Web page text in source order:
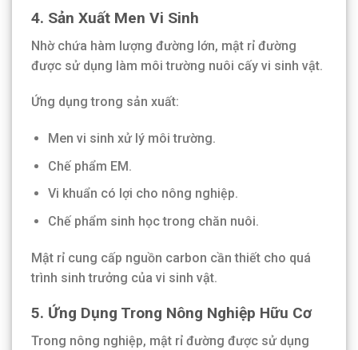
4. Sản Xuất Men Vi Sinh
Nhờ chứa hàm lượng đường lớn, mật rỉ đường
được sử dụng làm môi trường nuôi cấy vi sinh vật.
Ứng dụng trong sản xuất:
Men vi sinh xử lý môi trường.
Chế phẩm EM.
Vi khuẩn có lợi cho nông nghiệp.
Chế phẩm sinh học trong chăn nuôi.
Mật rỉ cung cấp nguồn carbon cần thiết cho quá
trình sinh trưởng của vi sinh vật.
5. Ứng Dụng Trong Nông Nghiệp Hữu Cơ
Trong nông nghiệp, mật rỉ đường được sử dụng